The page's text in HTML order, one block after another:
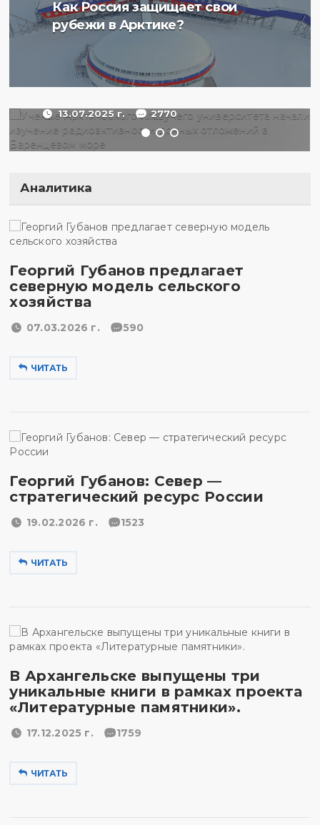
Как Россия защищает свои
рубежи в Арктике?
Ученые Арктического
плавучего университета
радиоактивности донных
отложений в Баренцевом
13.07.2025 г. 2770
Аналитика
Георгий Губанов предлагает
северную модель сельского
хозяйства
07.03.2026 г. 590
ЧИТАТЬ
Георгий Губанов: Север —
стратегический ресурс России
19.02.2026 г. 1523
ЧИТАТЬ
В Архангельске выпущены три
уникальные книги в рамках проекта
«Литературные памятники».
17.12.2025 г. 1759
ЧИТАТЬ